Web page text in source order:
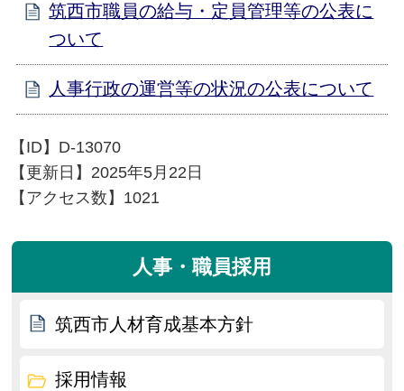
筑西市職員の給与・定員管理等の公表に
ついて
人事行政の運営等の状況の公表について
【ID】 D-13070
【更新日】 2025年5月22日
【アクセス数】 1021
人事・職員採用
筑西市人材育成基本方針
採用情報